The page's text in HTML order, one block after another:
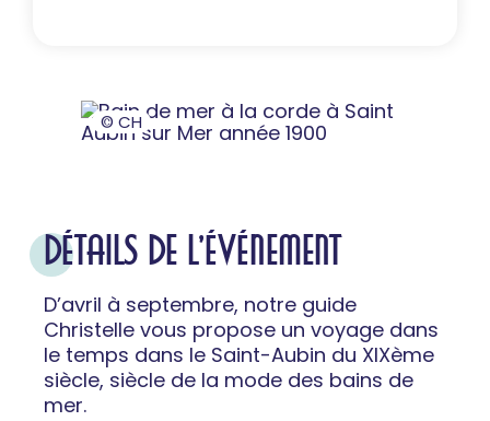
© CH
DÉTAILS DE L'ÉVÉNEMENT
D’avril à septembre, notre guide
Christelle vous propose un voyage dans
le temps dans le Saint-Aubin du XIXème
siècle, siècle de la mode des bains de
mer.